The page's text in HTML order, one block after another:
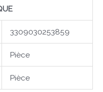
3309030253859
Pièce
Pièce